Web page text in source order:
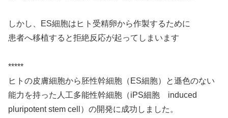
しかし、ES細胞はヒト受精卵から作製するために
患者へ移植すると拒絶反応が起ってしまいます
*****
ヒトの皮膚細胞から胚性幹細胞（ES細胞）と遜色のない
能力を持った人工多能性幹細胞（iPS細胞 induced
pluripotent stem cell）の開発に成功しました。